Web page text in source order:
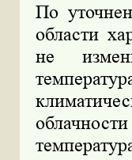
По
области
не